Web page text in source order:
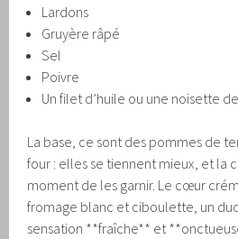
Lardons
Gruyère râpé
Sel
Poivre
Un filet d’huile ou une noisette
La base, ce sont des pommes de
four : elles se tiennent mieux, et la
moment de les garnir. Le cœur
fromage blanc et ciboulette, un
sensation **fraîche** et